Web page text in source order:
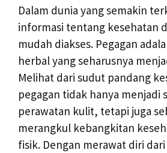
Dalam dunia yang semakin
informasi tentang kesehatan
mudah diakses. Pegagan
herbal yang seharusnya
Melihat dari sudut pandang
pegagan tidak hanya menjadi
perawatan kulit, tetapi juga
merangkul kebangkitan
fisik. Dengan merawat diri